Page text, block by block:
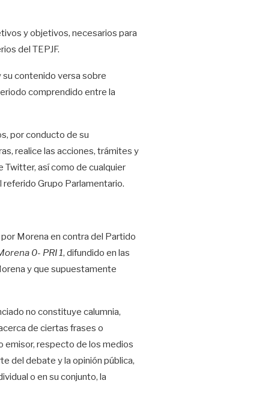
y objetivos, necesarios para
del TEPJF.
su contenido versa sobre
comprendido entre la
por conducto de su
realice las acciones, trámites y
Twitter, así como de cualquier
Grupo Parlamentario.
Morena en contra del Partido
0- PRI 1, difundido en las
y que supuestamente
no constituye calumnia,
de ciertas frases o
emisor, respecto de los medios
del debate y la opinión pública,
o en su conjunto, la